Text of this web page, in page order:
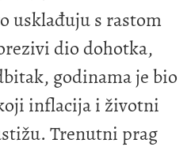
usklađuju s rastom
dio dohotka,
godinama je bio
inflacija i životni
Trenutni prag